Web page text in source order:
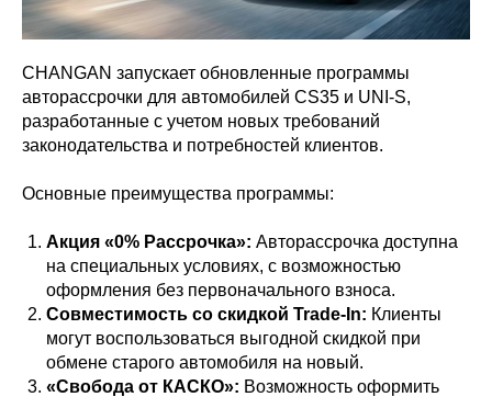
CHANGAN запускает обновленные программы
авторассрочки для автомобилей CS35 и UNI-S,
разработанные с учетом новых требований
законодательства и потребностей клиентов.
Основные преимущества программы:
Акция «0% Рассрочка»: Авторассрочка доступна
на специальных условиях, с возможностью
оформления без первоначального взноса.
Совместимость со скидкой Trade-In: Клиенты
могут воспользоваться выгодной скидкой при
обмене старого автомобиля на новый.
«Свобода от КАСКО»: Возможность оформить